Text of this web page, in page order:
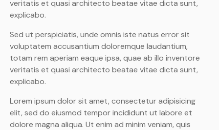
veritatis et quasi architecto beatae vitae dicta sunt,
explicabo.
Sed ut perspiciatis, unde omnis iste natus error sit
voluptatem accusantium doloremque laudantium,
totam rem aperiam eaque ipsa, quae ab illo inventore
veritatis et quasi architecto beatae vitae dicta sunt,
explicabo.
Lorem ipsum dolor sit amet, consectetur adipisicing
elit, sed do eiusmod tempor incididunt ut labore et
dolore magna aliqua. Ut enim ad minim veniam, quis